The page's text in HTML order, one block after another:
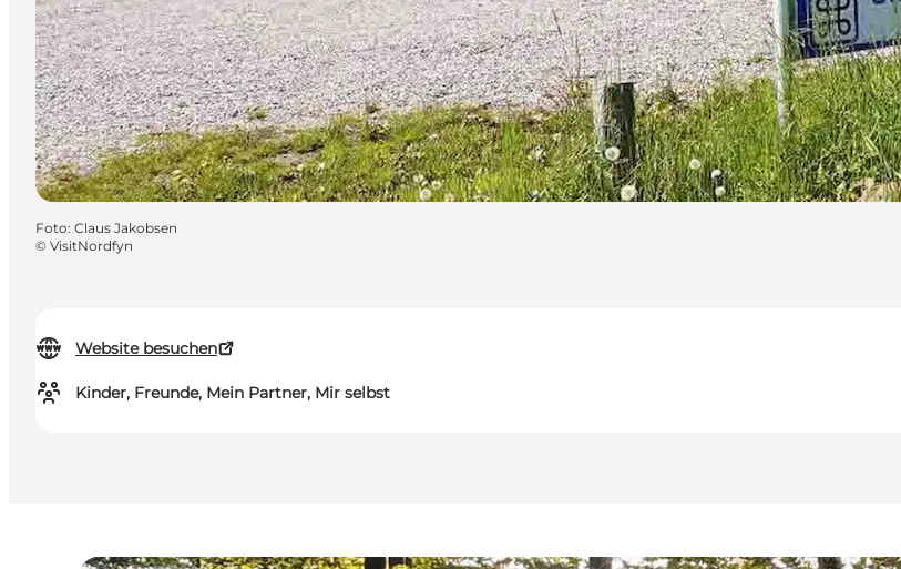
Website besuchen
Kinder, Freunde, Mein Partner, Mir selbst
Foto: Claus Jakobsen
© VisitNordfyn